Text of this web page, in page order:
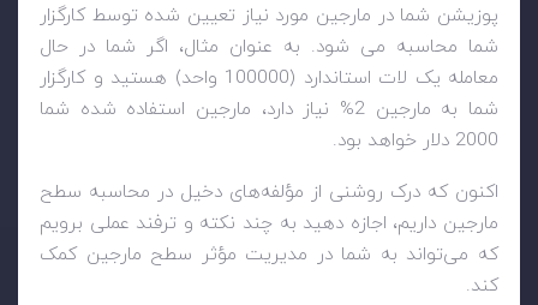
پوزیشن شما در مارجین مورد نیاز تعیین شده توسط کارگزار
شما محاسبه می شود. به عنوان مثال، اگر شما در حال
معامله یک لات استاندارد (100000 واحد) هستید و کارگزار
شما به مارجین 2% نیاز دارد، مارجین استفاده شده شما
2000 دلار خواهد بود.
اکنون که درک روشنی از مؤلفه‌های دخیل در محاسبه سطح
مارجین داریم، اجازه دهید به چند نکته و ترفند عملی برویم
که می‌تواند به شما در مدیریت مؤثر سطح مارجین کمک
کند.